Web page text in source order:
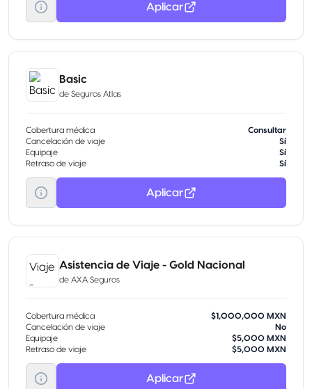
Aplicar
Basic
de Seguros Atlas
Cobertura médica
Consultar
Cancelación de viaje
Sí
Equipaje
Sí
Retraso de viaje
Sí
Aplicar
Asistencia de Viaje - Gold Nacional
de AXA Seguros
Cobertura médica
$1,000,000 MXN
Cancelación de viaje
No
Equipaje
$5,000 MXN
Retraso de viaje
$5,000 MXN
Aplicar